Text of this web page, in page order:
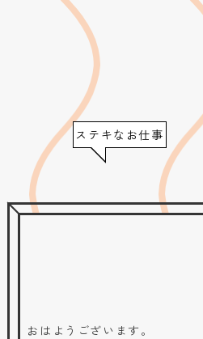
ステキなお仕事
おはようございます。